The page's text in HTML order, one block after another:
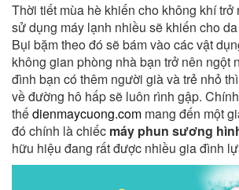
Thời tiết mùa hè khiến cho không khí
sử dụng máy lạnh nhiều sẽ khiến cho
Bụi bặm theo đó sẽ bám vào các vật
không gian phòng nhà bạn trở nên ngột
đình bạn có thêm người già và trẻ nhỏ
về đường hô hấp sẽ luôn rình gập.
thếdienmaycuong.com mang đến một
đó chính là chiếc máy phun sương
hữu hiệu đang rất được nhiều gia đình